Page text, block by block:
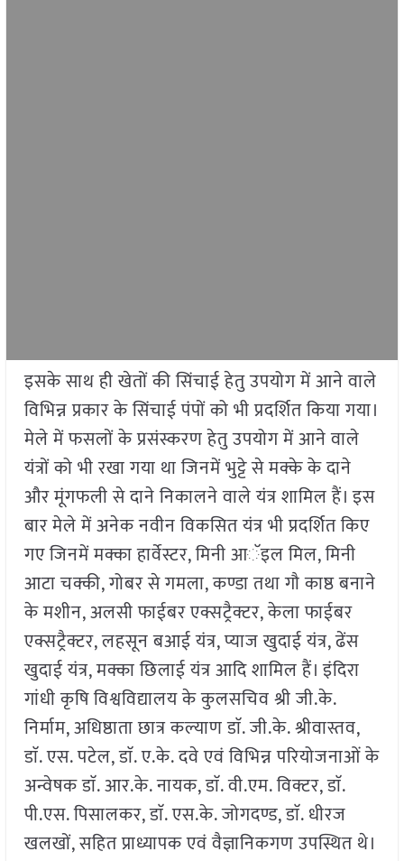
इसके साथ ही खेतों की सिंचाई हेतु उपयोग में आने वाले
विभिन्न प्रकार के सिंचाई पंपों को भी प्रदर्शित किया गया।
मेले में फसलों के प्रसंस्करण हेतु उपयोग में आने वाले
यंत्रों को भी रखा गया था जिनमें भुट्टे से मक्के के दाने
और मूंगफली से दाने निकालने वाले यंत्र शामिल हैं। इस
बार मेले में अनेक नवीन विकसित यंत्र भी प्रदर्शित किए
गए जिनमें मक्का हार्वेस्टर, मिनी आॅइल मिल, मिनी
आटा चक्की, गोबर से गमला, कण्डा तथा गौ काष्ठ बनाने
के मशीन, अलसी फाईबर एक्सट्रैक्टर, केला फाईबर
एक्सट्रैक्टर, लहसून बआई यंत्र, प्याज खुदाई यंत्र, ढेंस
खुदाई यंत्र, मक्का छिलाई यंत्र आदि शामिल हैं। इंदिरा
गांधी कृषि विश्वविद्यालय के कुलसचिव श्री जी.के.
निर्माम, अधिष्ठाता छात्र कल्याण डाॅ. जी.के. श्रीवास्तव,
डाॅ. एस. पटेल, डाॅ. ए.के. दवे एवं विभिन्न परियोजनाओं के
अन्वेषक डाॅ. आर.के. नायक, डाॅ. वी.एम. विक्टर, डाॅ.
पी.एस. पिसालकर, डाॅ. एस.के. जोगदण्ड, डाॅ. धीरज
खलखों, सहित प्राध्यापक एवं वैज्ञानिकगण उपस्थित थे।